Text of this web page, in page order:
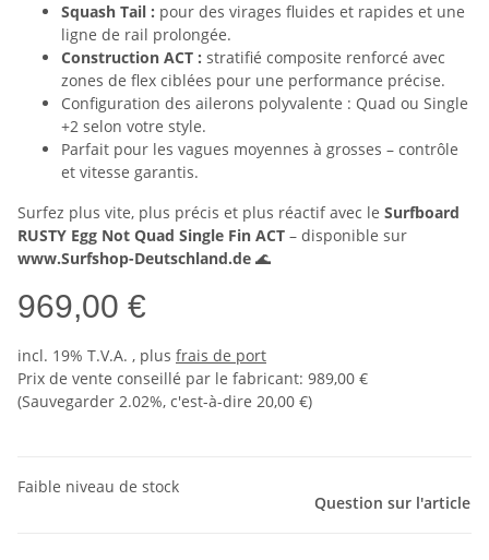
Squash Tail : pour des virages fluides et rapides et une
ligne de rail prolongée.
Construction ACT : stratifié composite renforcé avec
zones de flex ciblées pour une performance précise.
Configuration des ailerons polyvalente : Quad ou Single
+2 selon votre style.
Parfait pour les vagues moyennes à grosses – contrôle
et vitesse garantis.
Surfez plus vite, plus précis et plus réactif avec le Surfboard
RUSTY Egg Not Quad Single Fin ACT – disponible sur
www.Surfshop-Deutschland.de 🌊
969,00 €
incl. 19% T.V.A. , plus frais de port
Prix ​​de vente conseillé par le fabricant: 989,00 €
(Sauvegarder 2.02%, c'est-à-dire 20,00 €)
Faible niveau de stock
Question sur l'article